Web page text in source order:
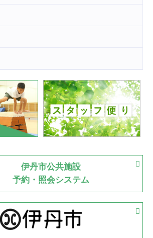
☆彡
が開始
猪名川運動広場
古池運動広場
ーボール大会が開催
ドミントン競技の部
伊丹市公共施設
予約・照会システム